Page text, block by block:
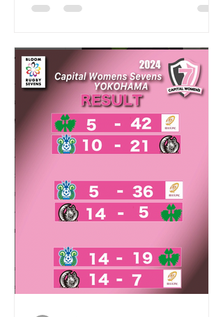
ムを近くで応援されたい方のほ...